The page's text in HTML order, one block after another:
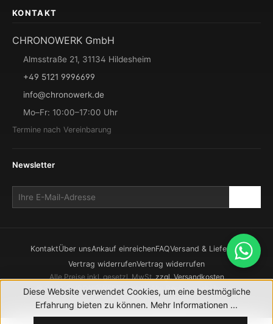
KONTAKT
CHRONOWERK GmbH
Almsstraße 21, 31134 Hildesheim
+49 5121 9996699
info@chronowerk.de
Mo–Fr: 10:00–17:00 Uhr
Termine nach Vereinbarung
Newsletter
KontaktÜber unsAnkauf einreichenFAQVersand & Lieferung
Vertrag widerrufenVertrag widerrufen
Alle Preise inkl. gesetzl. MwSt.zzgl. Versandkosten
© 2026 CHRONOWERK GmbH. Alle Rechte vorbehalten.
Realisierung durch XICTRON
Diese Website verwendet Cookies, um eine bestmögliche
Erfahrung bieten zu können. Mehr Informationen ...